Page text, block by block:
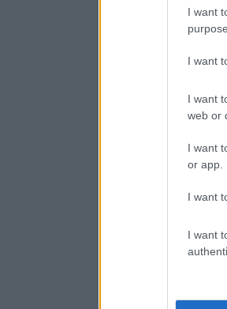
I want
I want
I want
web or
I want
or app.
I want
I want